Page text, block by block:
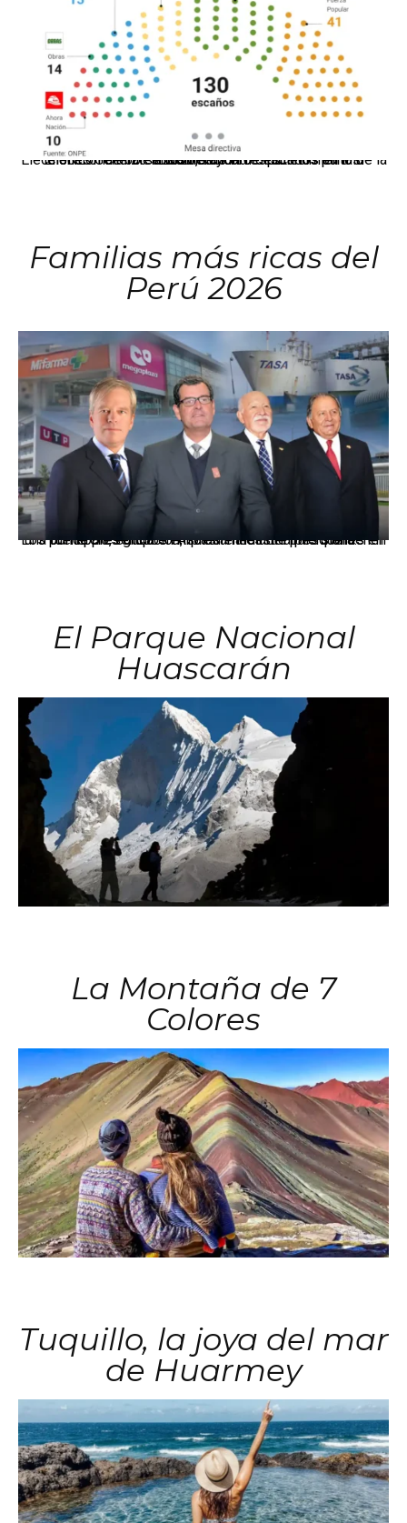
El JNE oficializó la distribución de escaños para la elección de 60 senadores y 130 diputados en las Elecciones Generales 2026, tras el restablecimiento de la Bicameralidad.
Familias más ricas del
Perú 2026
Los principales grupos empresariales del país mantienen una fuerte presencia en Áncash mediante inversiones en comercio, educación, salud e industria pesquera.
El Parque Nacional
Huascarán
La Montaña de 7
Colores
Tuquillo, la joya del mar
de Huarmey